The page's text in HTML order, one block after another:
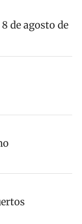
de agosto de